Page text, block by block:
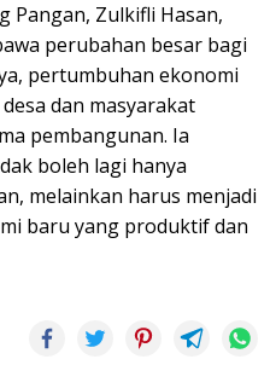
Pangan, Zulkifli Hasan,
perubahan besar bagi
pertumbuhan ekonomi
dan masyarakat
pembangunan. Ia
boleh lagi hanya
melainkan harus menjadi
baru yang produktif dan